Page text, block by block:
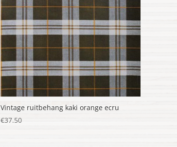
Vintage ruitbehang kaki orange ecru
€37.50